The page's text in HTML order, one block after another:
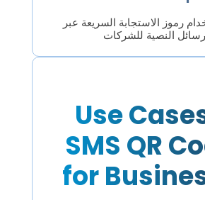
رموز الاستجابة السريعة عبر
النصية للشركات
Use
SMS QR
for